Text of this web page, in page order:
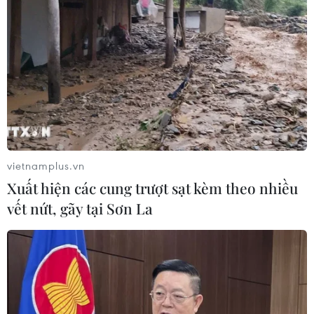
nối đầu tư, đưa ngành tôm phát triển
bền vững
07/08/2026 03:04
Giá vàng trong nước giảm nhẹ,
thương hiệu SJC lùi về ngưỡng 142,2
triệu đồng
07/08/2026 02:21
Kho dự trữ khí đốt của EU còn chưa
đầy 60% ngay trước mùa Đông
07/08/2026 01:50
Phòng vệ thương mại và bài học
vietnamplus.vn
Xuất hiện các cung trượt sạt kèm theo nhiều
vết nứt, gãy tại Sơn La